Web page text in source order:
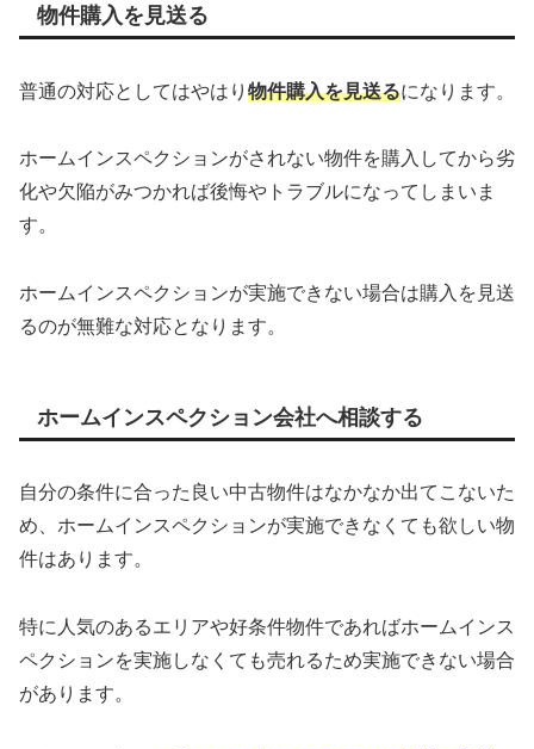
物件購入を見送る
普通の対応としてはやはり 物件購入を見送るになります。
ホームインスペクションがされない物件を購入してから劣
化や欠陥がみつかれば後悔やトラブルになってしまいま
す。
ホームインスペクションが実施できない場合は購入を見送
るのが無難な対応となります。
ホームインスペクション会社へ相談する
自分の条件に合った良い中古物件はなかなか出てこないた
め、ホームインスペクションが実施できなくても欲しい物
件はあります。
特に人気のあるエリアや好条件物件であればホームインス
ペクションを実施しなくても売れるため実施できない場合
があります。